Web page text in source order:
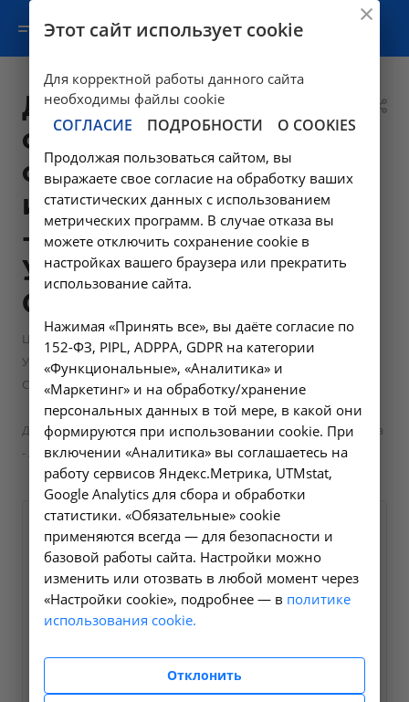
Дуплексное
сканирование
сосудов мошонки
и полового члена
- A04.12.008 в
Усолье-
Сибирском
Цены в Усолье-Сибирском —
Ультразвуковые диагностические исследования в Усолье-
Сибирском, НИИКМ
Дуплексное сканирование сосудов мошонки и полового члена
- A04.12.008 в Усолье-Сибирском
Оформите заявку на сайте,
мы свяжемся с вами в
ближайшее время и ответим
на все интересующие
вопросы.
1200 ₽
Заказать услугу
Этот сайт использует cookie
Для корректной работы данного сайта
необходимы файлы cookie
СОГЛАСИЕ ПОДРОБНОСТИ О COOKIES
Продолжая пользоваться сайтом, вы
выражаете свое согласие на обработку ваших
статистических данных с использованием
метрических программ. В случае отказа вы
можете отключить сохранение cookie в
настройках вашего браузера или прекратить
использование сайта.
Нажимая «Принять все», вы даёте согласие по
152-ФЗ, PIPL, ADPPA, GDPR на категории
«Функциональные», «Аналитика» и
«Маркетинг» и на обработку/хранение
персональных данных в той мере, в какой они
формируются при использовании cookie. При
включении «Аналитика» вы соглашаетесь на
работу сервисов Яндекс.Метрика, UTMstat,
Google Analytics для сбора и обработки
статистики. «Обязательные» cookie
применяются всегда — для безопасности и
базовой работы сайта. Настройки можно
изменить или отозвать в любой момент через
«Настройки cookie», подробнее — в политике
использования cookie.
Отклонить